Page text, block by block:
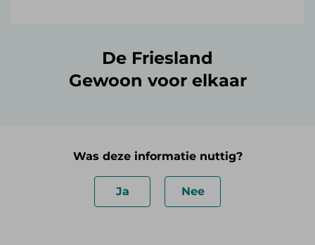
De Friesland
Gewoon voor elkaar
Was deze informatie nuttig?
Ja Nee